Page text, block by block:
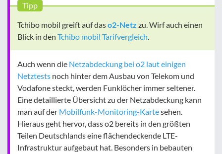
Tipp
Tchibo mobil greift auf daso2-Netz zu. Wirf auch einen
Blick in den Tchibo mobil Tarifvergleich.
Auch wenn die Netzabdeckung bei o2 laut einigen
Netztests noch hinter dem Ausbau von Telekom und
Vodafone steckt, werden Funklöcher immer seltener.
Eine detaillierte Übersicht zu der Netzabdeckung kann
man auf der Mobilfunk-Monitoring-Kartesehen.
Hieraus geht hervor, dass o2 bereits in den größten
Teilen Deutschlands eine flächendeckende LTE-
Infrastruktur aufgebaut hat. Besonders in bebauten